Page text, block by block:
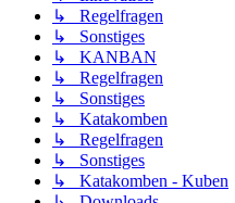
↳ Regelfragen
↳ Sonstiges
↳ KANBAN
↳ Regelfragen
↳ Sonstiges
↳ Katakomben
↳ Regelfragen
↳ Sonstiges
↳ Katakomben - Kuben